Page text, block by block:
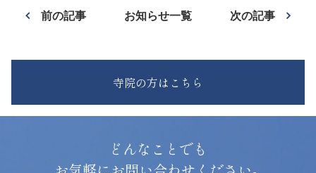
前の記事 お知らせ一覧 次の記事
寺院の方はこちら
どんなことでも